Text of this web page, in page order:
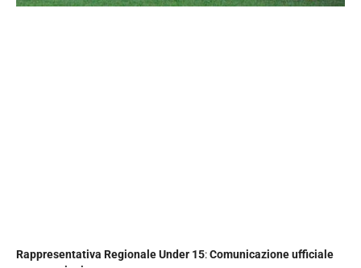
Rappresentativa Regionale Under 15:Comunicazione ufficiale